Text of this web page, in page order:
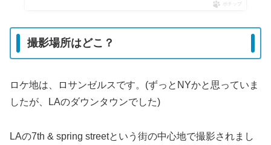
ポチップ
撮影場所はどこ？
ロケ地は、ロサンゼルスです。(ずっとNYかと思っていま
したが、LAのダウンタウンでした)
LAの7th & spring streetという街の中心地で撮影されまし